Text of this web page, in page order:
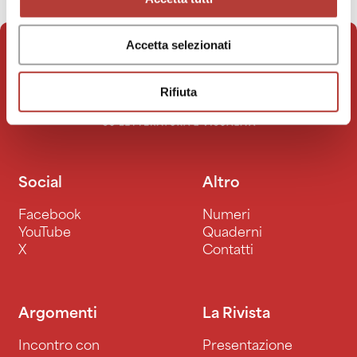
Accetta selezionati
Rifiuta
Social
Facebook
YouTube
X
Altro
Numeri
Quaderni
Contatti
Argomenti
Incontro con
La Rivista
Presentazione